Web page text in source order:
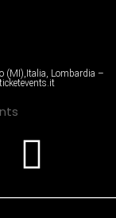
(MI),Italia, Lombardia –